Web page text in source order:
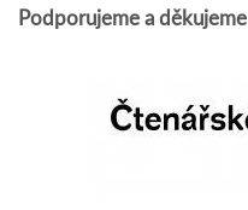
Podporujeme a děkujeme